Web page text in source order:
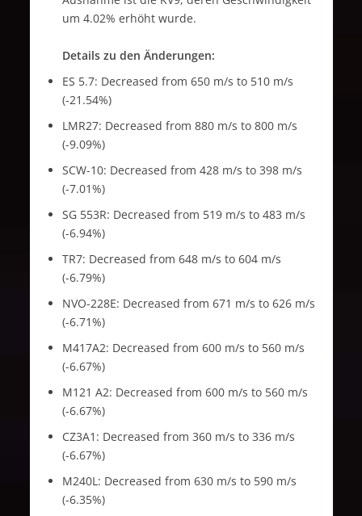
um 4.02% erhöht wurde.
Details zu den Änderungen:
ES 5.7: Decreased from 650 m/s to 510 m/s
(-21.54%)
LMR27: Decreased from 880 m/s to 800 m/s
(-9.09%)
SCW-10: Decreased from 428 m/s to 398 m/s
(-7.01%)
SG 553R: Decreased from 519 m/s to 483 m/s
(-6.94%)
TR7: Decreased from 648 m/s to 604 m/s
(-6.79%)
NVO-228E: Decreased from 671 m/s to 626 m/s
(-6.71%)
M417A2: Decreased from 600 m/s to 560 m/s
(-6.67%)
M121 A2: Decreased from 600 m/s to 560 m/s
(-6.67%)
CZ3A1: Decreased from 360 m/s to 336 m/s
(-6.67%)
M240L: Decreased from 630 m/s to 590 m/s
(-6.35%)